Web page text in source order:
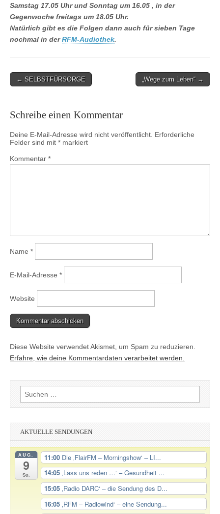
Samstag 17.05 Uhr und Sonntag um 16.05 , in der
Gegenwoche freitags um 18.05 Uhr.
Natürlich gibt es die Folgen dann auch für sieben Tage
nochmal in derRFM-Audiothek.
Post← SELBSTFÜRSORGE „Wege zum Leben“ →
Schreibe einen Kommentar
Deine E-Mail-Adresse wird nicht veröffentlicht. Erforderliche
Felder sind mit * markiert
Kommentar *
Name *
E-Mail-Adresse *
Website
Diese Website verwendet Akismet, um Spam zu reduzieren.
Erfahre, wie deine Kommentardaten verarbeitet werden.
Suchen
nach:
AKTUELLE SENDUNGEN
AUG.
9
So.
11:00 Die ‚FlairFM – Morningshow‘ – LI...
14:05 ‚Lass uns reden …‘ – Gesundheit ...
15:05 ‚Radio DARC‘ – die Sendung des D...
16:05 ‚RFM – Radiowind‘ – eine Sendung...